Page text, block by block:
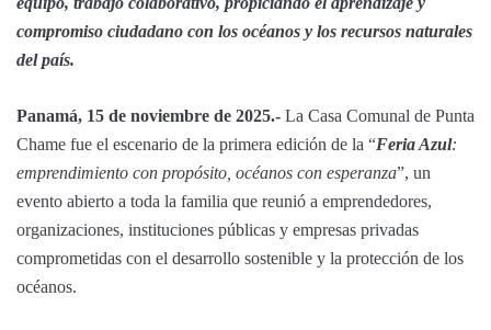
compromiso ciudadano con los océanos y los recursos naturales
del país.
Panamá, 15 de noviembre de 2025.- La Casa Comunal de Punta
Chame fue el escenario de la primera edición de la “Feria Azul:
emprendimiento con propósito, océanos con esperanza”, un
evento abierto a toda la familia que reunió a emprendedores,
organizaciones, instituciones públicas y empresas privadas
comprometidas con el desarrollo sostenible y la protección de los
océanos.